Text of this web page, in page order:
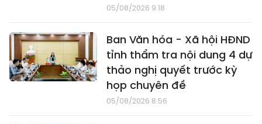
05/08/2026 9:18
Ban Văn hóa - Xã hội HĐND
tỉnh thẩm tra nội dung 4 dự
thảo nghị quyết trước kỳ
họp chuyên đề
05/08/2026 8:56